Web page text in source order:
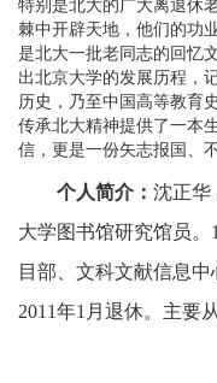
棘中开辟天地，他们的功
是北大一批老同志的回忆
出北京大学的发展历程，
历史，乃至中国高等教育
传承北大精神提供了一本
信，更是一份矢志报国、
个人简介： 沈正华
大学图书馆研究馆员。
目部、文科文献信息
2011年1月退休。主要